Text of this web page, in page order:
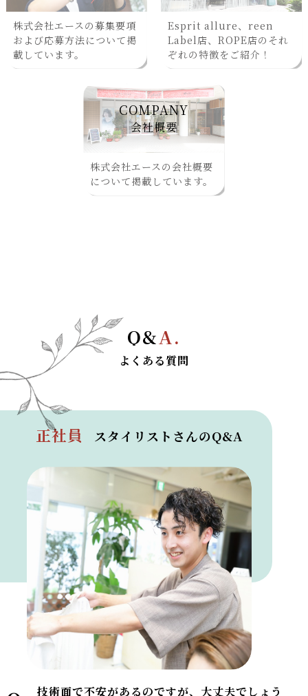
株式会社エースの募集要項
および応募方法について掲
載しています。
Esprit allure、reen
Label店、ROPE店のそれ
ぞれの特徴をご紹介！
COMPANY
会社概要
株式会社エースの会社概要
について掲載しています。
Q&A.
よくある質問
正社員 スタイリストさんのQ&A
技術面で不安があるのですが、大丈夫でしょう